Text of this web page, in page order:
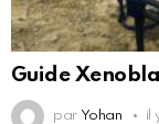
Guide
par Yohan il